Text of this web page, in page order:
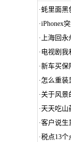
· 蚝里面黑
·iPhonex
· 上海回
· 电视剧我
·新车买保
· 怎么重装
· 关于风景
· 天天吃山
·客户说生
·税点13个